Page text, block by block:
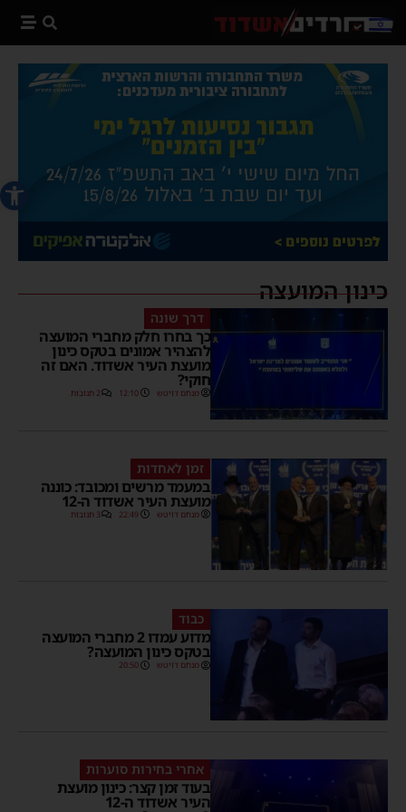
פתח
כינון המועצה
דרך שונה
כך בחרו חלק מחברי המועצה
להצהיר אמונים בטקס כינון
מועצת העיר אשדוד. האם זה
חוקי?
מנחם דויטש 12:10 2 תגובות
זמן לאחדות
במעמד מרשים ומכובד: כוננה
מועצת העיר אשדוד ה-12
מנחם דויטש 22:49 3 תגובות
כבוד
מדוע עמדו 2 מחברי המועצה
בטקס כינון המועצה?
מנחם דויטש 20:50
אחרי בחירות סוערות
בעוד זמן קצר: כינון מועצת
העיר אשדוד ה-12